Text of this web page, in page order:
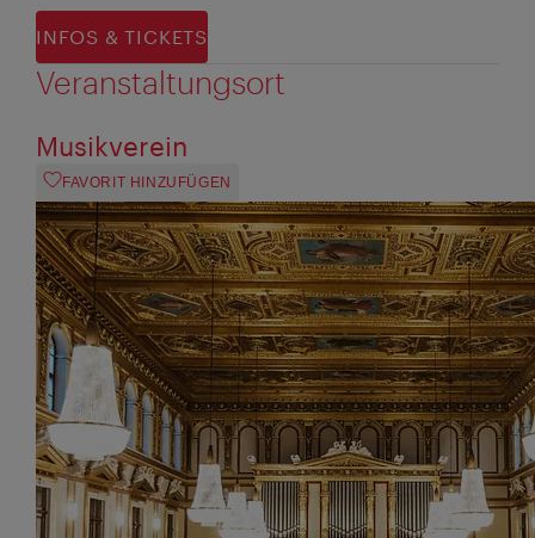
INFOS & TICKETS
Veranstaltungsort
Musikverein
FAVORIT HINZUFÜGEN